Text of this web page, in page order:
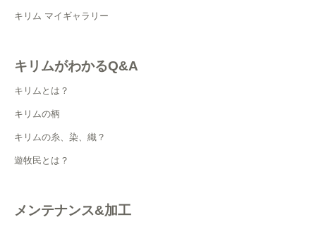
キリム マイギャラリー
キリムがわかるQ&A
キリムとは？
キリムの柄
キリムの糸、染、織？
遊牧民とは？
メンテナンス&加工